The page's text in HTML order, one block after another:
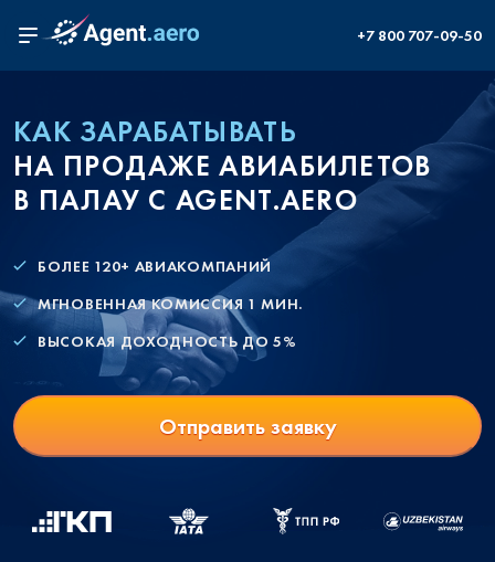
+7 800 707-09-50
КАК ЗАРАБАТЫВАТЬ
НА ПРОДАЖЕ АВИАБИЛЕТОВ
В ПАЛАУ С AGENT.AERO
БОЛЕЕ 120+ АВИАКОМПАНИЙ
МГНОВЕННАЯ КОМИССИЯ 1 МИН.
ВЫСОКАЯ ДОХОДНОСТЬ ДО 5%
Отправить заявку